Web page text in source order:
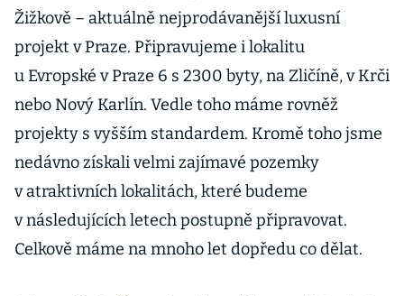
Žižkově – aktuálně nejprodávanější luxusní
projekt v Praze. Připravujeme i lokalitu
u Evropské v Praze 6 s 2300 byty, na Zličíně, v Krči
nebo Nový Karlín. Vedle toho máme rovněž
projekty s vyšším standardem. Kromě toho jsme
nedávno získali velmi zajímavé pozemky
v atraktivních lokalitách, které budeme
v následujících letech postupně připravovat.
Celkově máme na mnoho let dopředu co dělat.